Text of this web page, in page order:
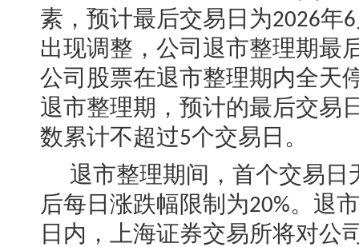
素，预计最后交易日为2026年6
出现调整，公司退市整理期最
公司股票在退市整理期内全天
退市整理期，预计的最后交易
数累计不超过5个交易日。
退市整理期间，首个交易
后每日涨跌幅限制为20%。退
日内，上海证券交易所将对公